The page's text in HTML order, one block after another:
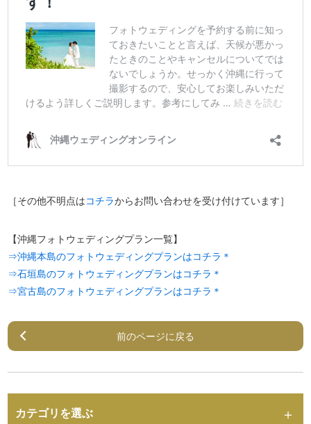
［その他不明点はコチラからお問い合わせを受け付けています］
【沖縄フォトウェディングプラン一覧】
⇒沖縄本島のフォトウェディングプランはコチラ＊
⇒石垣島のフォトウェディングプランはコチラ＊
⇒宮古島のフォトウェディングプランはコチラ＊
前のページに戻る
カテゴリを選ぶ